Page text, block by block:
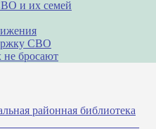
и их семей
СВО
бросают
районная библиотека